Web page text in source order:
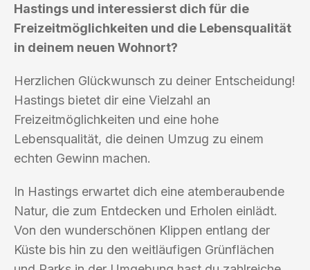
Hastings und interessierst dich für die
Freizeitmöglichkeiten und die Lebensqualität
in deinem neuen Wohnort?
Herzlichen Glückwunsch zu deiner Entscheidung!
Hastings bietet dir eine Vielzahl an
Freizeitmöglichkeiten und eine hohe
Lebensqualität, die deinen Umzug zu einem
echten Gewinn machen.
In Hastings erwartet dich eine atemberaubende
Natur, die zum Entdecken und Erholen einlädt.
Von den wunderschönen Klippen entlang der
Küste bis hin zu den weitläufigen Grünflächen